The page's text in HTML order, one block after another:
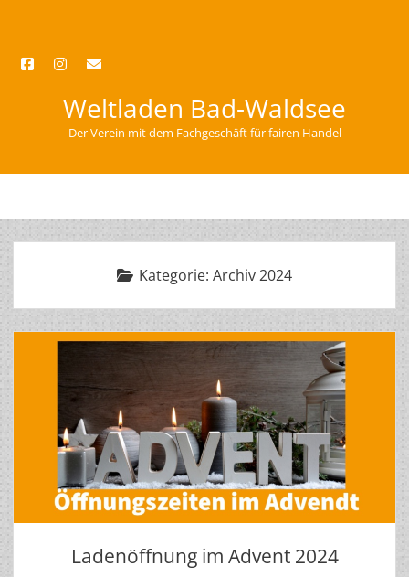
facebookinstagram
email
Weltladen Bad-Waldsee
Der Verein mit dem Fachgeschäft für fairen Handel
Kategorie: Archiv 2024
Ladenöffnung im Advent 2024